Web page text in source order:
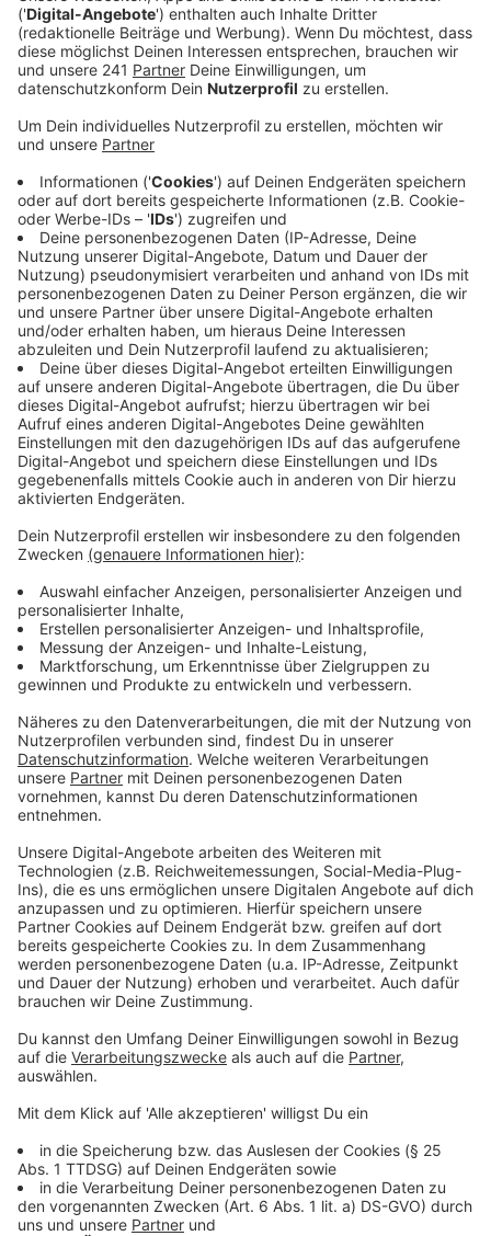
Die historische Fahrradtour ist die erste ihrer Art
durchs Bergische. Die Räder sind teilweise eher
unhandlich - äußerst groß, äußerst schwer und mit
Extras wie riesigen Luftpumpen mit massiven
Holzgriffen ausgestattet, die heute unvorstellbar sind.
Damit ein historisches Tandem mit auf die Tour kann,
hat Organisator Hartmut Behrensmeier Profis
angeheuert:
Wir haben extra zwei aktive Radsportler gefragt,
ob sie das Tandem fahren wollen, weil man
braucht dafür schon ein wenig Muskelkraft. Die
beiden haben aber großes Interesse!
Das Tandem ist aus dem Jahre 1937 und ist wie viele
andere Kuriositäten auch in der Ausstellung des
Zweiradmuseums in Radevormwald zu besichtigen.
Historisch in jeder Hinsicht
Anzeige
Zum Beispiel sind auch motorisierte Zweiräder, die
große Ähnlichkeiten mit den heutigen E-Bikes haben,
dabei. Anstelle eines Akkus, haben die einen flachen
Benzintank auf den Gepäckträger geschnallt.
Hauptsächlich werden aber vor allem viele alte
Rennräder mitfahren - die sind zum Teil noch aus der
Vorkriegszeit.
Spektakulär für die Zuschauer sind aber nicht nur die
Räder sondern auch das historisch-korrekte Outfit der
Fahrer.
Los geht es um 11 Uhr 30 am Zweiradmuseum in
Radevormwald. Da ist Start und Ziel und es gibt ein
buntes Rahmenprogramm. Ihr könnt auch selber
mitfahren mit eurem historischen Rad und euch noch
hier anmelden. Dort findet ihr auch alle Infos über die
Strecke!
Anzeige